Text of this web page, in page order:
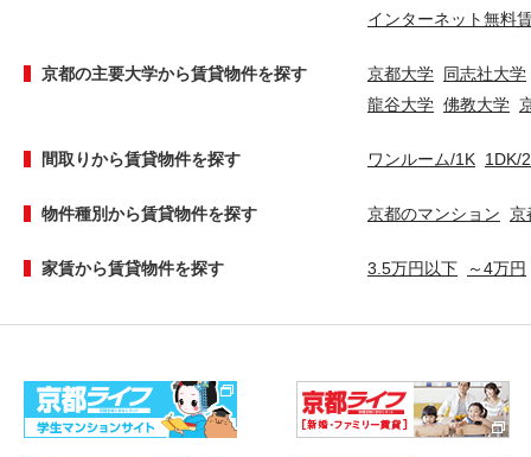
インターネット無料
京都の主要大学から賃貸物件を探す 京都大学 同志社大学
龍谷大学 佛教大学
間取りから賃貸物件を探す ワンルーム/1K 1DK/
物件種別から賃貸物件を探す 京都のマンション 京
家賃から賃貸物件を探す 3.5万円以下 ～4万円